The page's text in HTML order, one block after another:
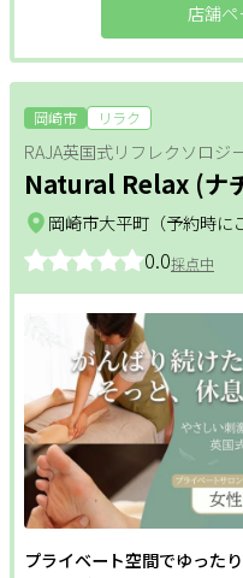
店舗ペ
岡崎市 リラク
RAJA英国式リフレクソロジ
Natural Relax (ナ
0.0採点中
岡崎市大平町（予約時に
プライベート空間でゆった